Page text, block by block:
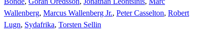
Wallenberg, Marcus Wallenberg Jr., Peter Casselton, Robert
Lugn, Sydafrika, Torsten Sellin